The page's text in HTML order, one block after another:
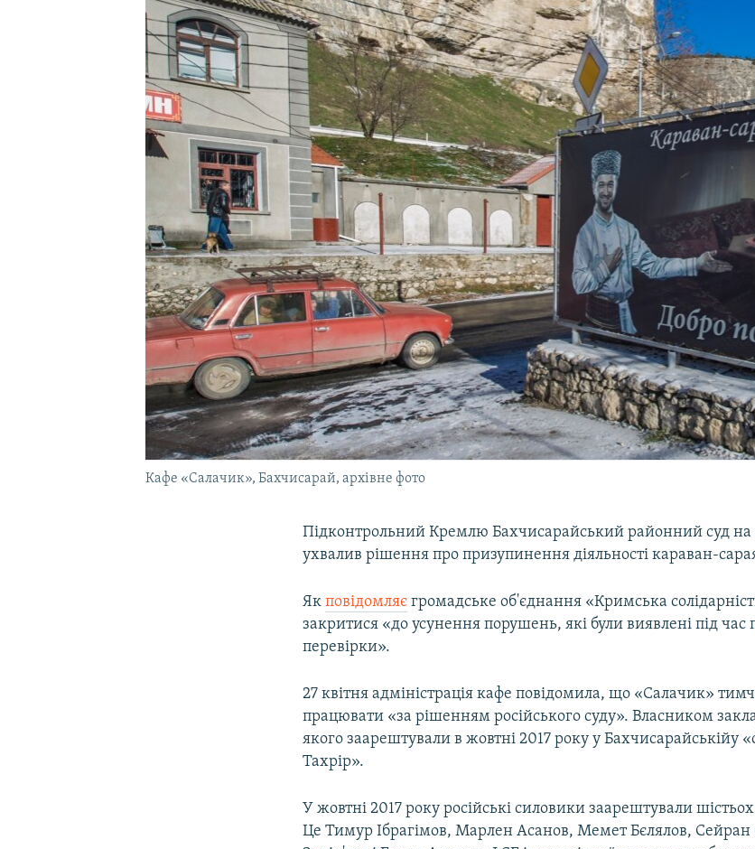
УКРАЇНСЬКА ПРОБЛЕМА КРИМУ
Кафе «Салачик», Бахчисарай, архівне фото
Підконтрольний Кремлю Бахчисарайський районний суд на
ухвалив рішення про призупинення діяльності караван-
Якповідомляє громадське об'єднання «Кримська
закритися «до усунення порушень, які були виявлені під час
перевірки».
27 квітня адміністрація кафе повідомила, що «Салачик»
працювати «за рішенням російського суду». Власником
якого заарештували в жовтні 2017 року у Бахчисарайськійу
Тахрір».
У жовтні 2017 року російські силовики заарештували
Це Тимур Ібрагімов, Марлен Асанов, Мемет Бєлялов, Сейран